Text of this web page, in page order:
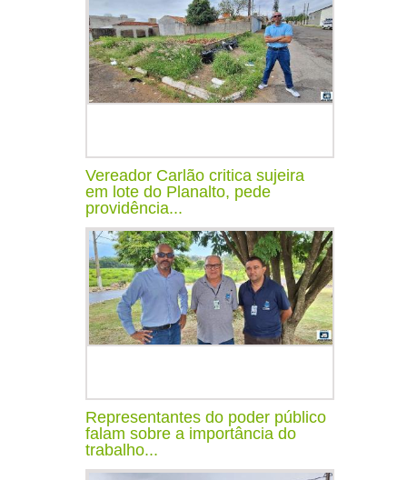
Vereador Carlão critica sujeira
em lote do Planalto, pede
providência...
Representantes do poder público
falam sobre a importância do
trabalho...